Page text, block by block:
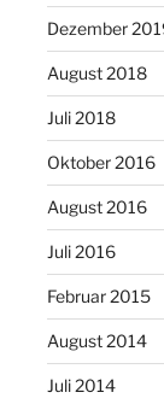
Dezember
August 2018
Juli 2018
Oktober 2016
August 2016
Juli 2016
Februar 2015
August 2014
Juli 2014